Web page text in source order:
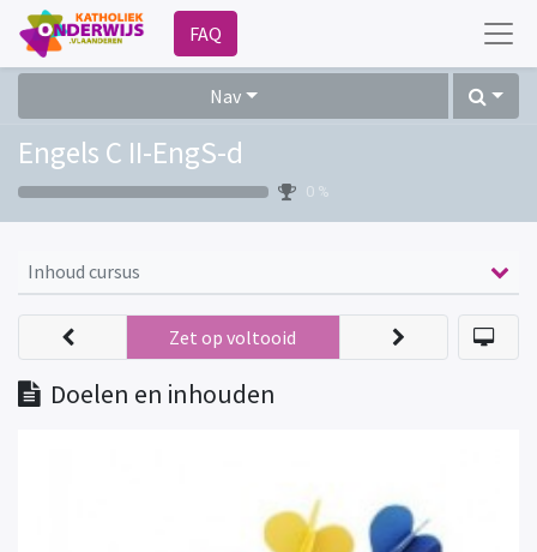
FAQ
Nav
Engels C II-EngS-d
0 %
Inhoud cursus
Doelen en inhouden
Zet op voltooid